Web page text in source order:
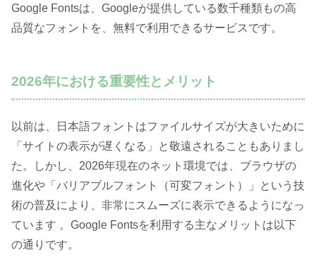
Google Fontsは、Googleが提供している数千種類もの高
品質なフォントを、無料で利用できるサービスです。
2026年における重要性とメリット
以前は、日本語フォントはファイルサイズが大きいために
「サイトの表示が遅くなる」と敬遠されることもありまし
た。しかし、2026年現在のネット環境では、ブラウザの
進化や「バリアブルフォント（可変フォント）」という技
術の普及により、非常にスムーズに表示できるようになっ
ています 。Google Fontsを利用する主なメリットは以下
の通りです。